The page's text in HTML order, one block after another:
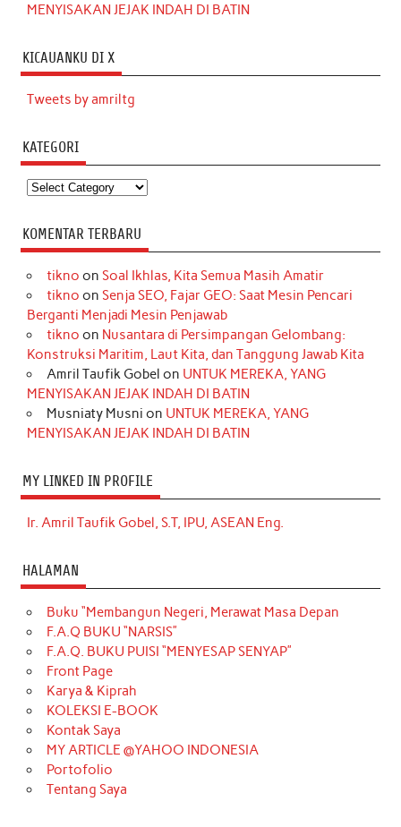
MENYISAKAN JEJAK INDAH DI BATIN
KICAUANKU DI X
Tweets by amriltg
KATEGORI
Kategori
KOMENTAR TERBARU
tikno on Soal Ikhlas, Kita Semua Masih Amatir
tikno on Senja SEO, Fajar GEO: Saat Mesin Pencari
Berganti Menjadi Mesin Penjawab
tikno on Nusantara di Persimpangan Gelombang:
Konstruksi Maritim, Laut Kita, dan Tanggung Jawab Kita
Amril Taufik Gobel on UNTUK MEREKA, YANG
MENYISAKAN JEJAK INDAH DI BATIN
Musniaty Musni on UNTUK MEREKA, YANG
MENYISAKAN JEJAK INDAH DI BATIN
MY LINKED IN PROFILE
Ir. Amril Taufik Gobel, S.T, IPU, ASEAN Eng.
HALAMAN
Buku “Membangun Negeri, Merawat Masa Depan
F.A.Q BUKU “NARSIS”
F.A.Q. BUKU PUISI “MENYESAP SENYAP”
Front Page
Karya & Kiprah
KOLEKSI E-BOOK
Kontak Saya
MY ARTICLE @YAHOO INDONESIA
Portofolio
Tentang Saya